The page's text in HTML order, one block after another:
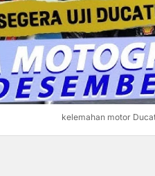
kelemahan motor